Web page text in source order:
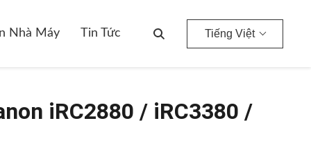
Nhà Máy Tin Tức Tiếng Việt
iRC2880 / iRC3380 /